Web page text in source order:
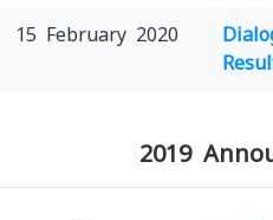
15 February 2020
2019